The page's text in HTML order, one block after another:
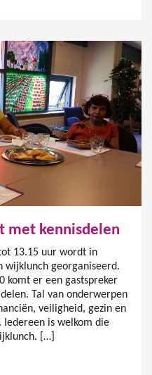
met kennisdelen
13.15 uur wordt in
wijklunch georganiseerd.
komt er een gastspreker
Tal van onderwerpen
veiligheid, gezin en
Iedereen is welkom die
[…]